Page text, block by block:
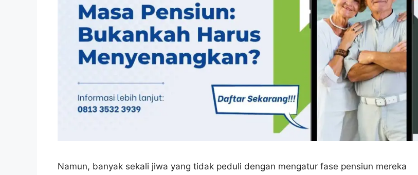
Namun, banyak sekali jiwa yang tidak peduli dengan mengatur fase pensiun mereka